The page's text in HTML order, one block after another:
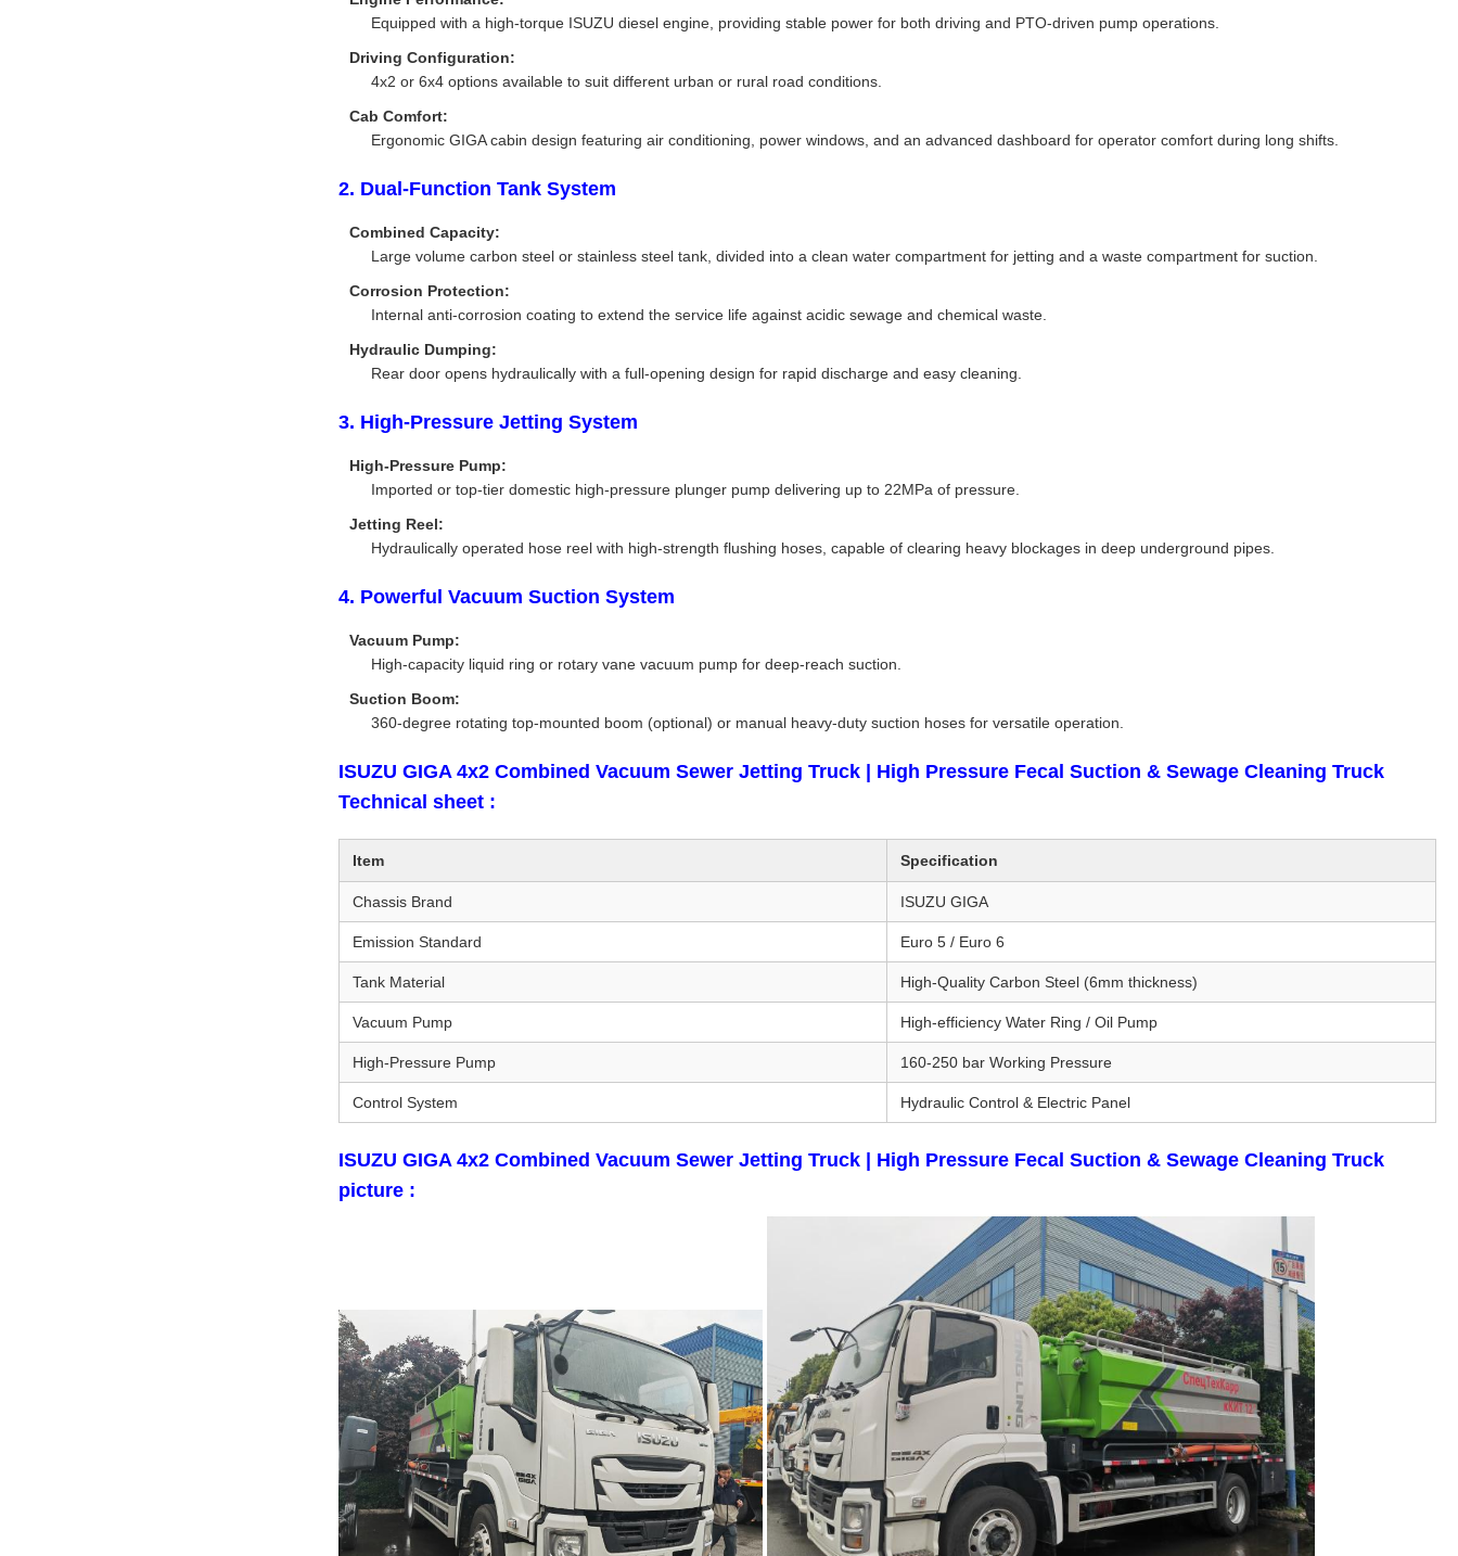
Equipped with a high-torque ISUZU diesel engine, providing stable power for both driving and PTO-driven pump operations.
Driving Configuration:
4x2 or 6x4 options available to suit different urban or rural road conditions.
Cab Comfort:
Ergonomic GIGA cabin design featuring air conditioning, power windows, and an advanced dashboard for operator comfort during long shifts.
2. Dual-Function Tank System
Combined Capacity:
Large volume carbon steel or stainless steel tank, divided into a clean water compartment for jetting and a waste compartment for suction.
Corrosion Protection:
Internal anti-corrosion coating to extend the service life against acidic sewage and chemical waste.
Hydraulic Dumping:
Rear door opens hydraulically with a full-opening design for rapid discharge and easy cleaning.
3. High-Pressure Jetting System
High-Pressure Pump:
Imported or top-tier domestic high-pressure plunger pump delivering up to 22MPa of pressure.
Jetting Reel:
Hydraulically operated hose reel with high-strength flushing hoses, capable of clearing heavy blockages in deep underground pipes.
4. Powerful Vacuum Suction System
Vacuum Pump:
High-capacity liquid ring or rotary vane vacuum pump for deep-reach suction.
Suction Boom:
360-degree rotating top-mounted boom (optional) or manual heavy-duty suction hoses for versatile operation.
ISUZU GIGA 4x2 Combined Vacuum Sewer Jetting Truck | High Pressure Fecal Suction & Sewage Cleaning Truck
Technical sheet :
Item Specification
Chassis Brand ISUZU GIGA
Emission Standard Euro 5 / Euro 6
Tank Material High-Quality Carbon Steel (6mm thickness)
Vacuum Pump High-efficiency Water Ring / Oil Pump
High-Pressure Pump 160-250 bar Working Pressure
Control System Hydraulic Control & Electric Panel
ISUZU GIGA 4x2 Combined Vacuum Sewer Jetting Truck | High Pressure Fecal Suction & Sewage Cleaning Truck
picture :